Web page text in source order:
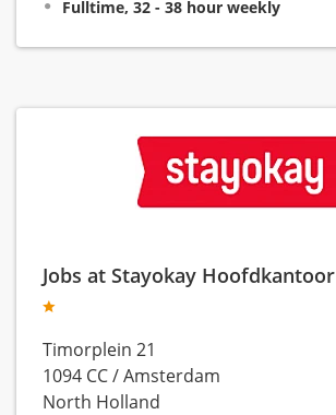
Fulltime, 32 - 38 hour weekly
Jobs at Stayokay Hoofdkantoor
Timorplein 21
1094 CC/Amsterdam
North Holland